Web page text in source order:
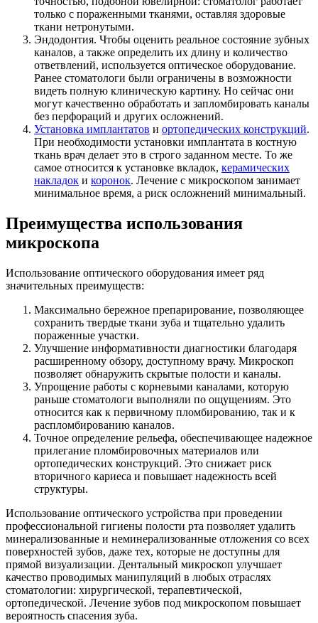
только с пораженными тканями, оставляя здоровые
ткани нетронутыми.
Эндодонтия. Чтобы оценить реальное состояние зубных
каналов, а также определить их длину и количество
ответвлений, используется оптическое оборудование.
Ранее стоматологи были ограничены в возможности
видеть полную клиническую картину. Но сейчас они
могут качественно обработать и запломбировать каналы
без перфораций и других осложнений.
Установка имплантатов и ортопедических конструкций.
При необходимости установки имплантата в костную
ткань врач делает это в строго заданном месте. То же
самое относится к установке вкладок, керамических
накладок и коронок. Лечение с микроскопом занимает
минимальное время, а риск осложнений минимальный.
Преимущества использования
микроскопа
Использование оптического оборудования имеет ряд
значительных преимуществ:
Максимально бережное препарирование, позволяющее
сохранить твердые ткани зуба и тщательно удалить
пораженные участки.
Улучшение информативности диагностики благодаря
расширенному обзору, доступному врачу. Микроскоп
позволяет обнаружить скрытые полости и каналы.
Упрощение работы с корневыми каналами, которую
раньше стоматологи выполняли по ощущениям. Это
относится как к первичному пломбированию, так и к
распломбированию каналов.
Точное определение рельефа, обеспечивающее надежное
прилегание пломбировочных материалов или
ортопедических конструкций. Это снижает риск
вторичного кариеса и повышает надежность всей
структуры.
Использование оптического устройства при проведении
профессиональной гигиены полости рта позволяет удалить
минерализованные и неминерализованные отложения со всех
поверхностей зубов, даже тех, которые не доступны для
прямой визуализации. Дентальный микроскоп улучшает
качество проводимых манипуляций в любых отраслях
стоматологии: хирургической, терапевтической,
ортопедической. Лечение зубов под микроскопом повышает
вероятность спасения зуба.